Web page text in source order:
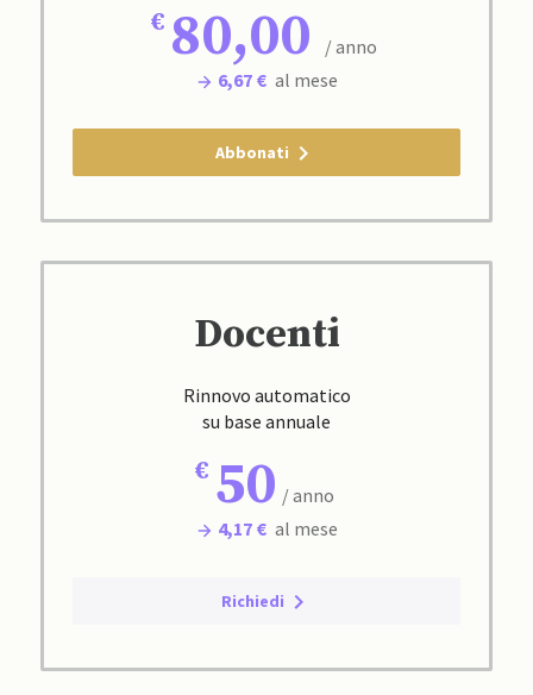
80,00
/ anno
6,67 € al mese
Abbonati
Docenti
Rinnovo automatico
su base annuale
50 / anno
4,17 € al mese
Richiedi